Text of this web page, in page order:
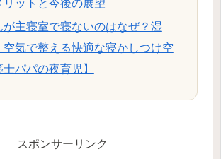
リットと今後の展望
が主寝室で寝ないのはなぜ？湿
空気で整える快適な寝かしつけ空
パパの夜育児】
スポンサーリンク